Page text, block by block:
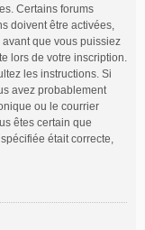
Certains forums
doivent être activées,
que vous puissiez
lors de votre inscription.
les instructions. Si
avez probablement
ou le courrier
êtes certain que
était correcte,